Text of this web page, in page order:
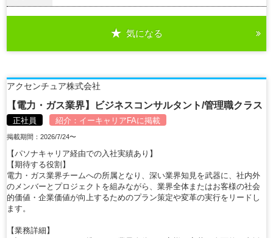
気になる
アクセンチュア株式会社
【電力・ガス業界】ビジネスコンサルタント/管理職クラス
正社員 紹介： イーキャリアFAに掲載
掲載期間：2026/7/24〜
【パソナキャリア経由での入社実績あり】
【期待する役割】
電力・ガス業界チームへの所属となり、深い業界知見を武器に、社内外
のメンバーとプロジェクトを組みながら、業界全体またはお客様の社会
的価値・企業価値が向上するためのプラン策定や変革の実行をリードし
ます。
【業務詳細】